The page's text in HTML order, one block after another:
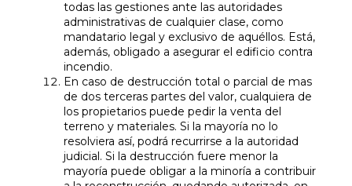
todas las gestiones ante las autoridades
administrativas de cualquier clase, como
mandatario legal y exclusivo de aquéllos. Está,
además, obligado a asegurar el edificio contra
incendio.
En caso de destrucción total o parcial de mas
de dos terceras partes del valor, cualquiera de
los propietarios puede pedir la venta del
terreno y materiales. Si la mayoría no lo
resolviera así, podrá recurrirse a la autoridad
judicial. Si la destrucción fuere menor la
mayoría puede obligar a la minoría a contribuir